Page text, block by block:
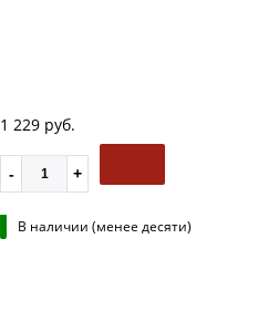
1 229 руб.
В наличии (менее десяти)